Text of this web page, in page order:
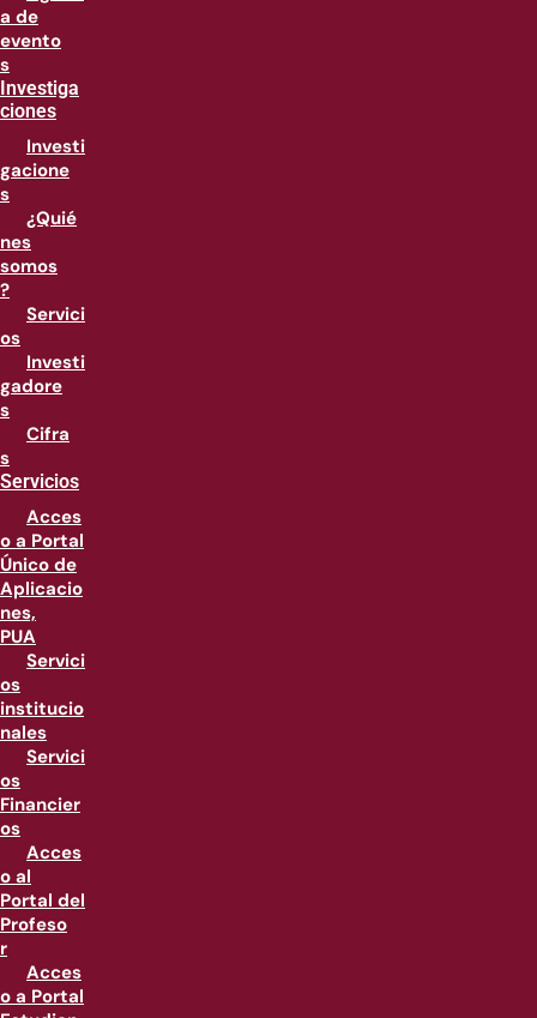
a de
evento
s
Investiga
ciones
Investi
gacione
s
¿Quié
nes
somos
?
Servici
os
Investi
gadore
s
Cifra
s
Servicios
Acces
o a Portal
Único de
Aplicacio
nes,
PUA
Servici
os
institucio
nales
Servici
os
Financier
os
Acces
o al
Portal del
Profeso
r
Acces
o a Portal